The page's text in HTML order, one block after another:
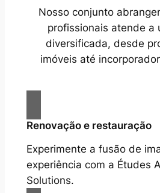
Nosso conjunto
profissionais atende a
diversificada, desde
imóveis até
Renovação e restauração
Experimente a fusão de
experiência com a Études
Solutions.